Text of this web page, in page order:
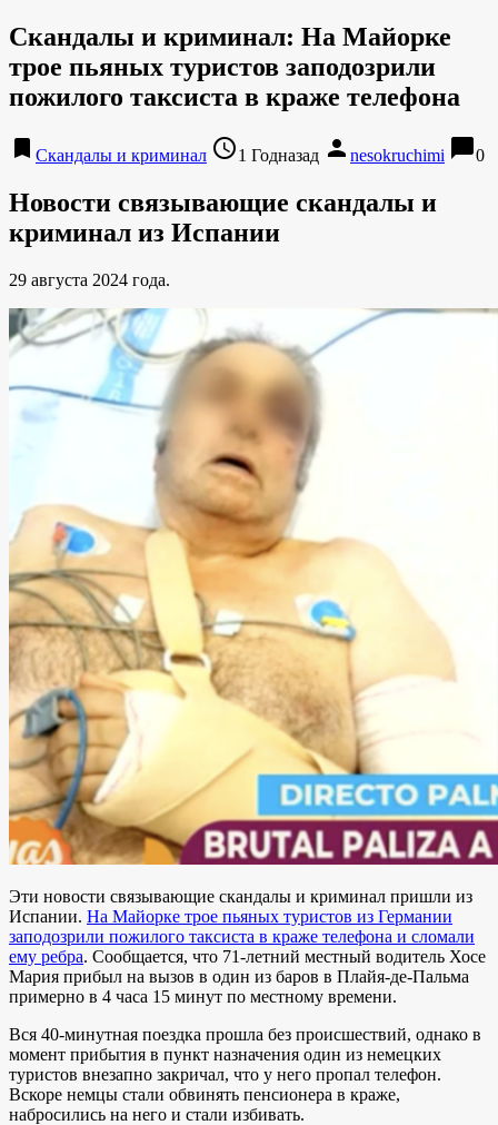
Скандалы и криминал: На Майорке
трое пьяных туристов заподозрили
пожилого таксиста в краже телефона
bookmark Скандалы и криминал access_time1 Годназад person nesokruchimi chat_bubble0
Новости связывающие скандалы и
криминал из Испании
29 августа 2024 года.
Эти новости связывающие скандалы и криминал пришли из
Испании. На Майорке трое пьяных туристов из Германии
заподозрили пожилого таксиста в краже телефона и сломали
ему ребра. Сообщается, что 71-летний местный водитель Хосе
Мария прибыл на вызов в один из баров в Плайя-де-Пальма
примерно в 4 часа 15 минут по местному времени.
Вся 40-минутная поездка прошла без происшествий, однако в
момент прибытия в пункт назначения один из немецких
туристов внезапно закричал, что у него пропал телефон.
Вскоре немцы стали обвинять пенсионера в краже,
набросились на него и стали избивать.